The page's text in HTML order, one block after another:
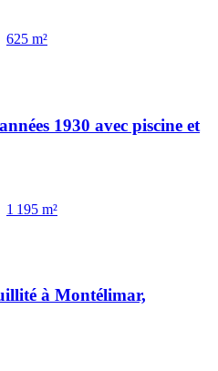
625 m²
1930 avec piscine et
1 195 m²
à Montélimar,